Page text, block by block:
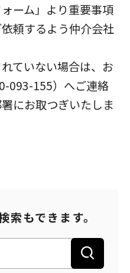
針
対する基本方針
ーム」より重要事項
頼するよう仲介会社
ていない場合は、お
093-155）へご連絡
にお取つぎいたしま
索もできます。